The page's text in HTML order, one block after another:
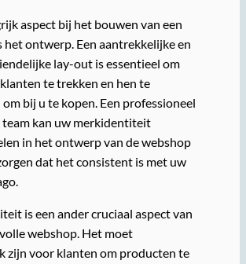
aspect bij het bouwen van een
het ontwerp. Een aantrekkelijke en
lay-out is essentieel om
te trekken en hen te
bij u te kopen. Een professioneel
team kan uw merkidentiteit
in het ontwerp van de webshop
dat het consistent is met uw
is een ander cruciaal aspect van
webshop. Het moet
zijn voor klanten om producten te